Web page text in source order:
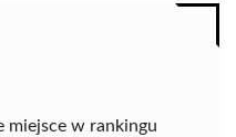
miejsce w rankingu